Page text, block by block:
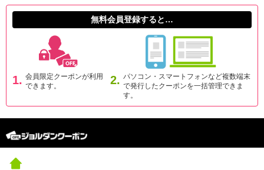
無料会員登録すると…
1. 会員限定クーポンが利用
できます。
2. パソコン・スマートフォンなど複数端末
で発行したクーポンを一括管理できま
す。